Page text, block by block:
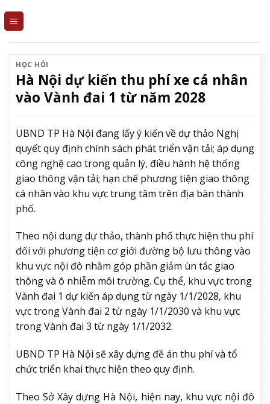
HỌC HỎI
Hà Nội dự kiến thu phí xe cá nhân
vào Vành đai 1 từ năm 2028
UBND TP Hà Nội đang lấy ý kiến về dự thảo Nghị
quyết quy định chính sách phát triển vận tải; áp dụng
công nghệ cao trong quản lý, điều hành hệ thống
giao thông vận tải; hạn chế phương tiện giao thông
cá nhân vào khu vực trung tâm trên địa bàn thành
phố.
Theo nội dung dự thảo, thành phố thực hiện thu phí
đối với phương tiện cơ giới đường bộ lưu thông vào
khu vực nội đô nhằm góp phần giảm ùn tắc giao
thông và ô nhiễm môi trường. Cụ thể, khu vực trong
Vành đai 1 dự kiến áp dụng từ ngày 1/1/2028, khu
vực trong Vành đai 2 từ ngày 1/1/2030 và khu vực
trong Vành đai 3 từ ngày 1/1/2032.
UBND TP Hà Nội sẽ xây dựng đề án thu phí và tổ
chức triển khai thực hiện theo quy định.
Theo Sở Xây dựng Hà Nội, hiện nay, khu vực nội đô